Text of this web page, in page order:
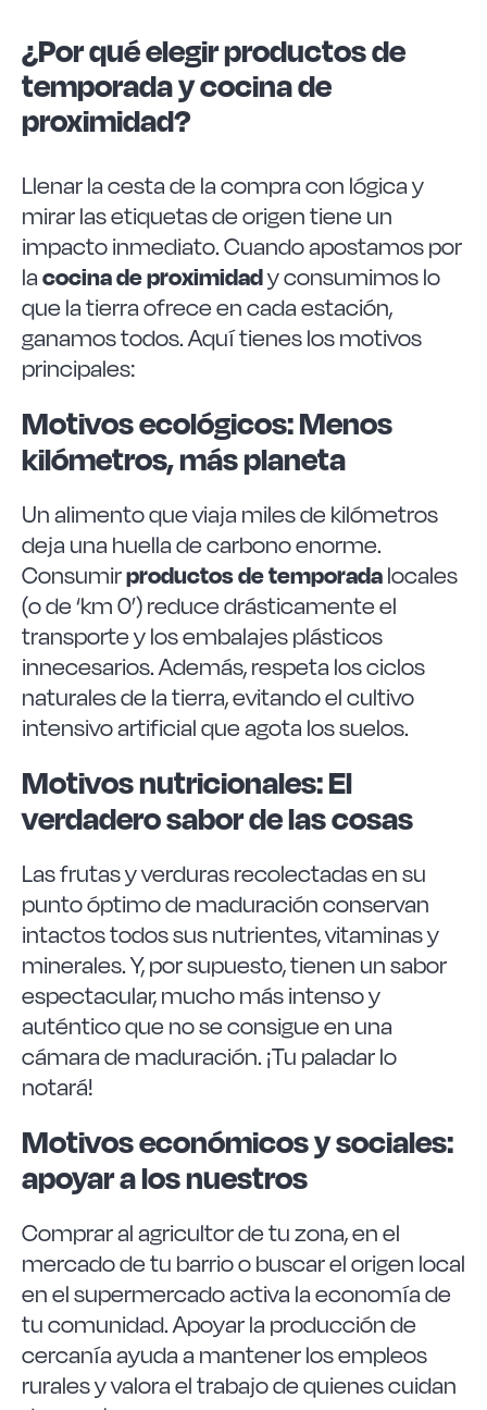
¿Por qué elegir productos de
temporada y cocina de
proximidad?
Llenar la cesta de la compra con lógica y
mirar las etiquetas de origen tiene un
impacto inmediato. Cuando apostamos por
lacocina de proximidady consumimos lo
que la tierra ofrece en cada estación,
ganamos todos. Aquí tienes los motivos
principales:
Motivos ecológicos: Menos
kilómetros, más planeta
Un alimento que viaja miles de kilómetros
deja una huella de carbono enorme.
Consumirproductos de temporadalocales
(o de ‘km 0’) reduce drásticamente el
transporte y los embalajes plásticos
innecesarios. Además, respeta los ciclos
naturales de la tierra, evitando el cultivo
intensivo artificial que agota los suelos.
Motivos nutricionales: El
verdadero sabor de las cosas
Las frutas y verduras recolectadas en su
punto óptimo de maduración conservan
intactos todos sus nutrientes, vitaminas y
minerales. Y, por supuesto, tienen un sabor
espectacular, mucho más intenso y
auténtico que no se consigue en una
cámara de maduración. ¡Tu paladar lo
notará!
Motivos económicos y sociales:
apoyar a los nuestros
Comprar al agricultor de tu zona, en el
mercado de tu barrio o buscar el origen local
en el supermercado activa la economía de
tu comunidad. Apoyar la producción de
cercanía ayuda a mantener los empleos
rurales y valora el trabajo de quienes cuidan